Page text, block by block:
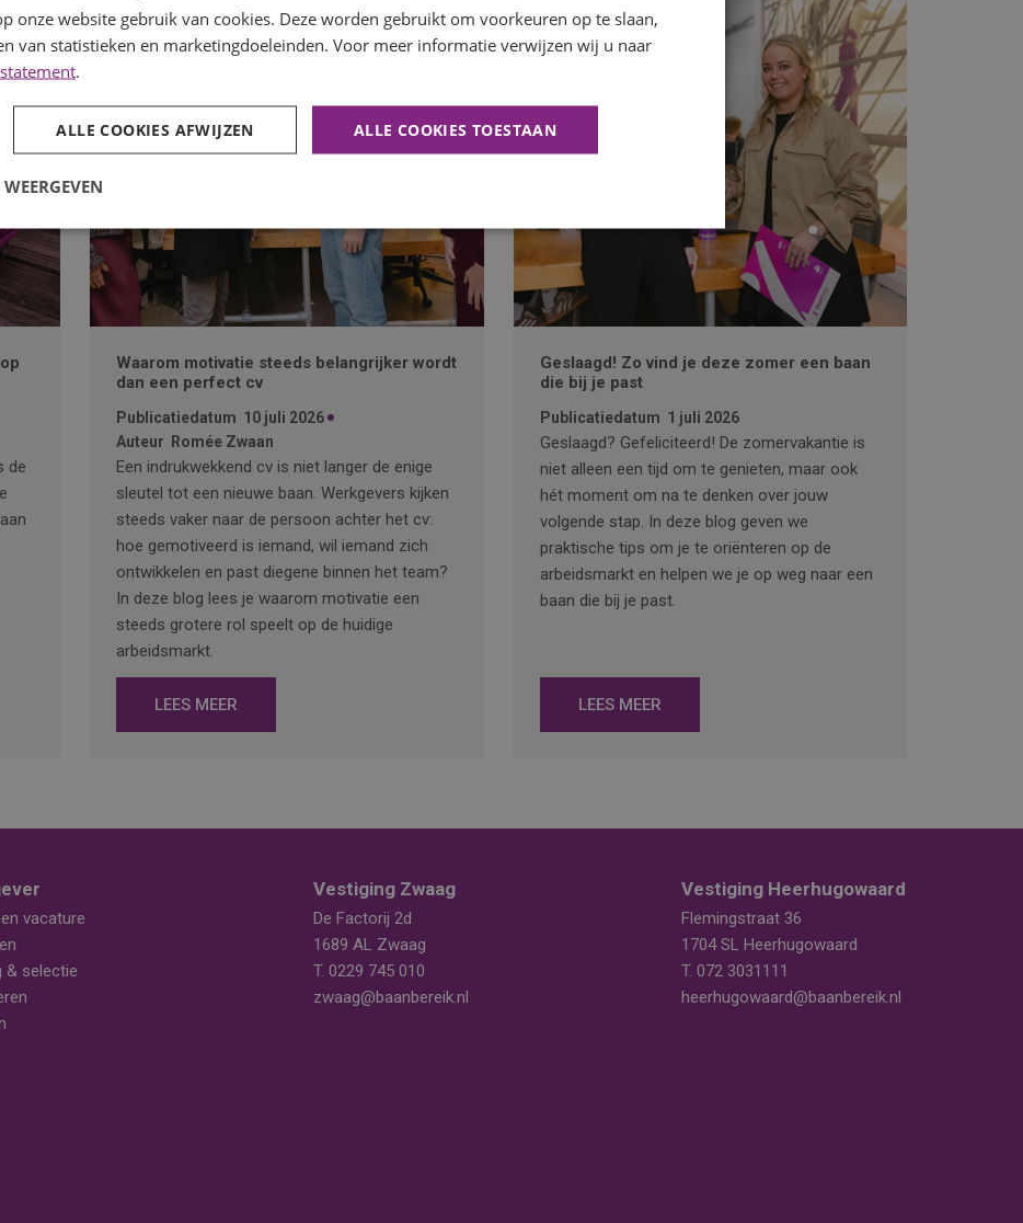
de
Waarom motivatie steeds belangrijker wordt
dan een perfect cv
Publicatiedatum 10 juli 2026
Auteur
Romée Zwaan
Een indrukwekkend cv is niet langer de enige
sleutel tot een nieuwe baan. Werkgevers kijken
steeds vaker naar de persoon achter het cv:
hoe gemotiveerd is iemand, wil iemand zich
ontwikkelen en past diegene binnen het team?
In deze blog lees je waarom motivatie een
steeds grotere rol speelt op de huidige
arbeidsmarkt.
LEES MEER
Geslaagd! Zo vind je deze zomer een baan
die bij je past
Publicatiedatum 1 juli 2026
Geslaagd? Gefeliciteerd! De zomervakantie is
niet alleen een tijd om te genieten, maar ook
hét moment om na te denken over jouw
volgende stap. In deze blog geven we
praktische tips om je te oriënteren op de
arbeidsmarkt en helpen we je op weg naar een
baan die bij je past.
LEES MEER
vacature
& selectie
Vestiging Zwaag
De Factorij 2d
1689 AL Zwaag
T. 0229 745 010
zwaag@baanbereik.nl
Vestiging Heerhugowaard
Flemingstraat 36
1704 SL Heerhugowaard
T. 072 3031111
heerhugowaard@baanbereik.nl
onze website gebruik van cookies. Deze worden gebruikt om voorkeuren op te slaan,
van statistieken en marketingdoeleinden. Voor meer informatie verwijzen wij u naar
.
ALLE COOKIES TOESTAAN
ALLE COOKIES AFWIJZEN